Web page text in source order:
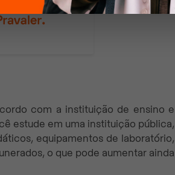
com a instituição de ensino e
estude em uma instituição pública,
equipamentos de laboratório,
o que pode aumentar ainda